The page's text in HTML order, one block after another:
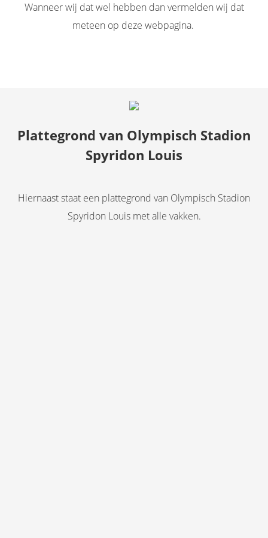
Wanneer wij dat wel hebben dan vermelden wij dat
meteen op deze webpagina.
Plattegrond van Olympisch Stadion
Spyridon Louis
Hiernaast staat een plattegrond van Olympisch Stadion
Spyridon Louis met alle vakken.